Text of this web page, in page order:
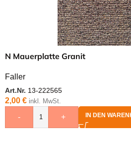
N Mauerplatte Granit
Faller
Art.Nr. 13-222565
2,00 € inkl. MwSt.
- + IN DEN